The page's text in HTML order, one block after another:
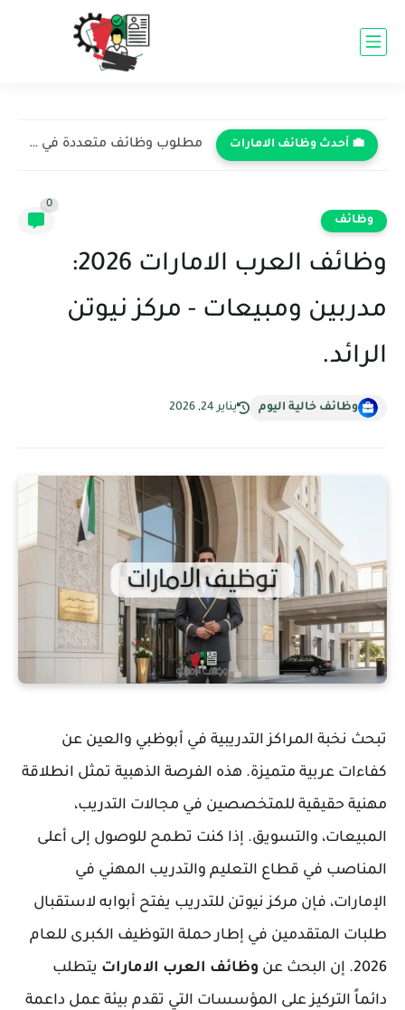
💼 أحدث وظائف الامارات مطلوب وظائف متعددة في شركة الدار العقارية - أبوظبي 2026...
وظائف
0
وظائف العرب الامارات 2026:
مدربين ومبيعات - مركز نيوتن
الرائد.
وظائف خالية اليوم يناير 24, 2026
تبحث نخبة المراكز التدريبية في أبوظبي والعين عن
كفاءات عربية متميزة. هذه الفرصة الذهبية تمثل انطلاقة
مهنية حقيقية للمتخصصين في مجالات التدريب،
المبيعات، والتسويق. إذا كنت تطمح للوصول إلى أعلى
المناصب في قطاع التعليم والتدريب المهني في
الإمارات، فإن مركز نيوتن للتدريب يفتح أبوابه لاستقبال
طلبات المتقدمين في إطار حملة التوظيف الكبرى للعام
2026. إن البحث عن
وظائف العرب الامارات يتطلب
دائماً التركيز على المؤسسات التي تقدم بيئة عمل داعمة